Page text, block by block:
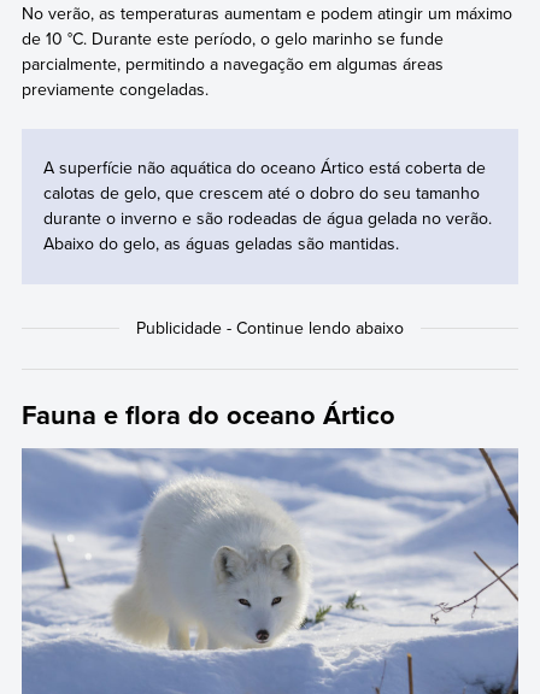
No verão, as temperaturas aumentam e podem atingir um máximo
de 10 °C. Durante este período, o gelo marinho se funde
parcialmente, permitindo a navegação em algumas áreas
previamente congeladas.
A superfície não aquática do oceano Ártico está coberta de
calotas de gelo, que crescem até o dobro do seu tamanho
durante o inverno e são rodeadas de água gelada no verão.
Abaixo do gelo, as águas geladas são mantidas.
Fauna e flora do oceano Ártico